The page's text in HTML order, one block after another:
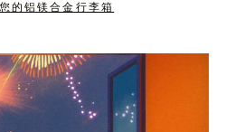
的铝镁合金行李箱